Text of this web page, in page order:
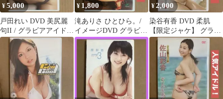
¥5,000
戸田れい DVD 美尻麗
句II / グラビアアイドル
DVD イメージDVD
¥ 1,800
滝ありさ ひとひら。/
イメージDVD グラビア
アイドルDVD 着エロ
DVD
¥2,000
染谷有香 DVD 柔肌
【限定ジャケ】 グラビ
アアイドルDVD イメー
ジDVD